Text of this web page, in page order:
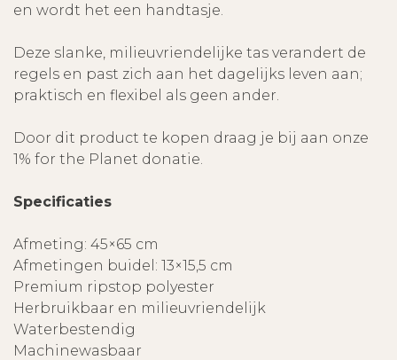
en wordt het een handtasje.
Deze slanke, milieuvriendelijke tas verandert de
regels en past zich aan het dagelijks leven aan;
praktisch en flexibel als geen ander.
Door dit product te kopen draag je bij aan onze
1% for the Planet donatie.
Specificaties
Afmeting: 45×65 cm
Afmetingen buidel: 13×15,5 cm
Premium ripstop polyester
Herbruikbaar en milieuvriendelijk
Waterbestendig
Machinewasbaar